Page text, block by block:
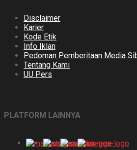
Disclaimer
Karier
Kode Etik
Info Iklan
Pedoman Pemberitaan Media
Tentang Kami
UU Pers
PLATFORM LAINNYA